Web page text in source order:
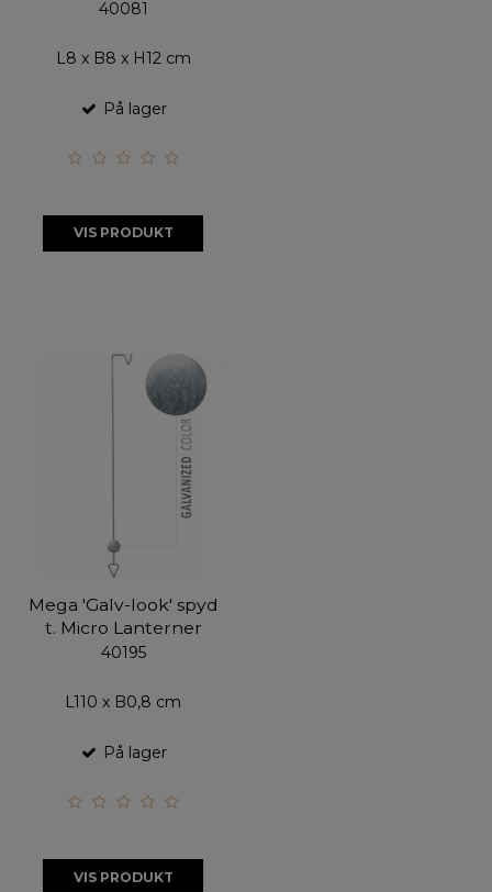
40081
L8 x B8 x H12 cm
På lager
VIS PRODUKT
Mega 'Galv-look' spyd
t. Micro Lanterner
40195
L110 x B0,8 cm
På lager
VIS PRODUKT